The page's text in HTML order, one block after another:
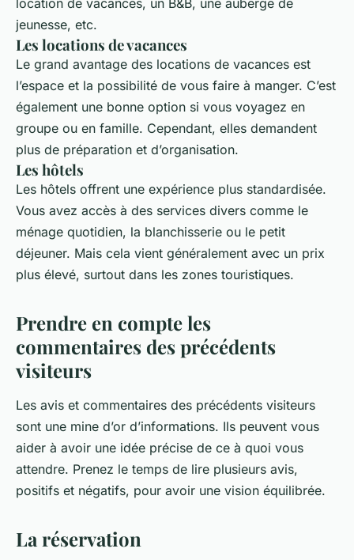
location de vacances, un B&B, une auberge de
jeunesse, etc.
Les locations de vacances
Le grand avantage des locations de vacances est
l’espace et la possibilité de vous faire à manger. C’est
également une bonne option si vous voyagez en
groupe ou en famille. Cependant, elles demandent
plus de préparation et d’organisation.
Les hôtels
Les hôtels offrent une expérience plus standardisée.
Vous avez accès à des services divers comme le
ménage quotidien, la blanchisserie ou le petit
déjeuner. Mais cela vient généralement avec un prix
plus élevé, surtout dans les zones touristiques.
Prendre en compte les
commentaires des précédents
visiteurs
Les avis et commentaires des précédents visiteurs
sont une mine d’or d’informations. Ils peuvent vous
aider à avoir une idée précise de ce à quoi vous
attendre. Prenez le temps de lire plusieurs avis,
positifs et négatifs, pour avoir une vision équilibrée.
La réservation